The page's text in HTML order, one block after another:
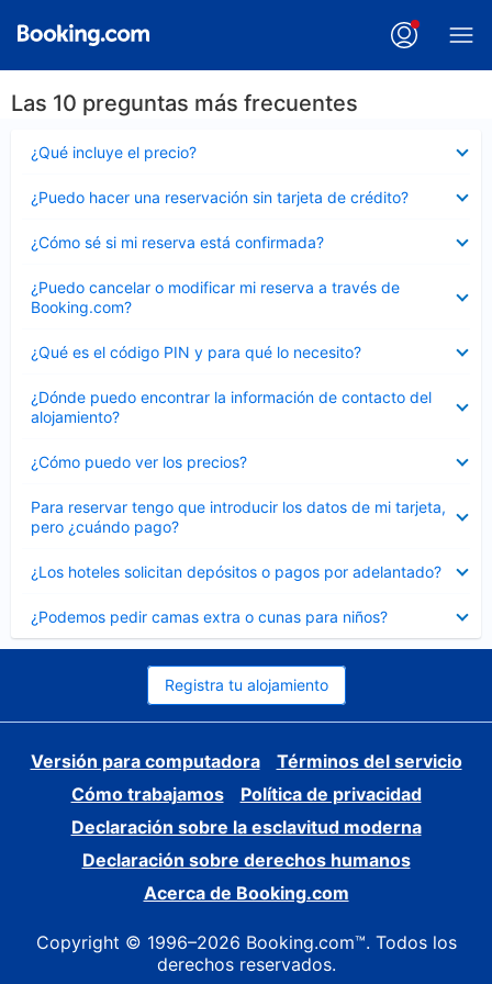
Las 10 preguntas más frecuentes
¿Qué incluye el precio?
cerrado
¿Puedo hacer una reservación sin tarjeta de crédito?
cerrado
¿Cómo sé si mi reserva está confirmada?
cerrado
¿Puedo cancelar o modificar mi reserva a través de
Booking.com?
cerrado
¿Qué es el código PIN y para qué lo necesito?
cerrado
¿Dónde puedo encontrar la información de contacto del
alojamiento?
cerrado
¿Cómo puedo ver los precios?
cerrado
Para reservar tengo que introducir los datos de mi tarjeta,
pero ¿cuándo pago?
cerrado
¿Los hoteles solicitan depósitos o pagos por adelantado?
cerrado
¿Podemos pedir camas extra o cunas para niños?
cerrado
Registra tu alojamiento
Versión para computadora
Términos del servicio
Cómo trabajamos
Política de privacidad
Declaración sobre la esclavitud moderna
Declaración sobre derechos humanos
Acerca de Booking.com
Copyright © 1996–2026 Booking.com™. Todos los
derechos reservados.